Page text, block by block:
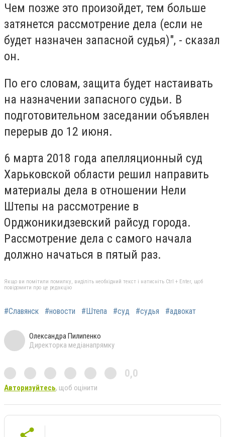
Чем позже это произойдет, тем больше
затянется рассмотрение дела (если не
будет назначен запасной судья)", - сказал
он.
По его словам, защита будет настаивать
на назначении запасного судьи. В
подготовительном заседании объявлен
перерыв до 12 июня.
6 марта 2018 года апелляционный суд
Харьковской области решил направить
материалы дела в отношении Нели
Штепы на рассмотрение в
Орджоникидзевский райсуд города.
Рассмотрение дела с самого начала
должно начаться в пятый раз.
Якщо ви помітили помилку, виділіть необхідний текст і натисніть Ctrl + Enter, щоб
повідомити про це редакцію
#Славянск #новости #Штепа #суд #судья #адвокат
Олександра Пилипенко
Директорка медіанапрямку
0,0
Авторизуйтесь, щоб оцінити